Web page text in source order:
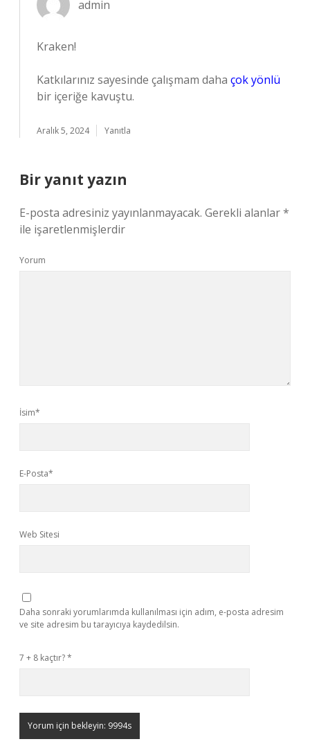
admin
Kraken!
Katkılarınız sayesinde çalışmam daha çok yönlü
bir içeriğe kavuştu.
Aralık 5, 2024 Yanıtla
Bir yanıt yazın
E-posta adresiniz yayınlanmayacak. Gerekli alanlar*
ile işaretlenmişlerdir
Yorum
İsim*
E-Posta*
Web Sitesi
Daha sonraki yorumlarımda kullanılması için adım, e-posta adresim
ve site adresim bu tarayıcıya kaydedilsin.
7 + 8 kaçtır?*